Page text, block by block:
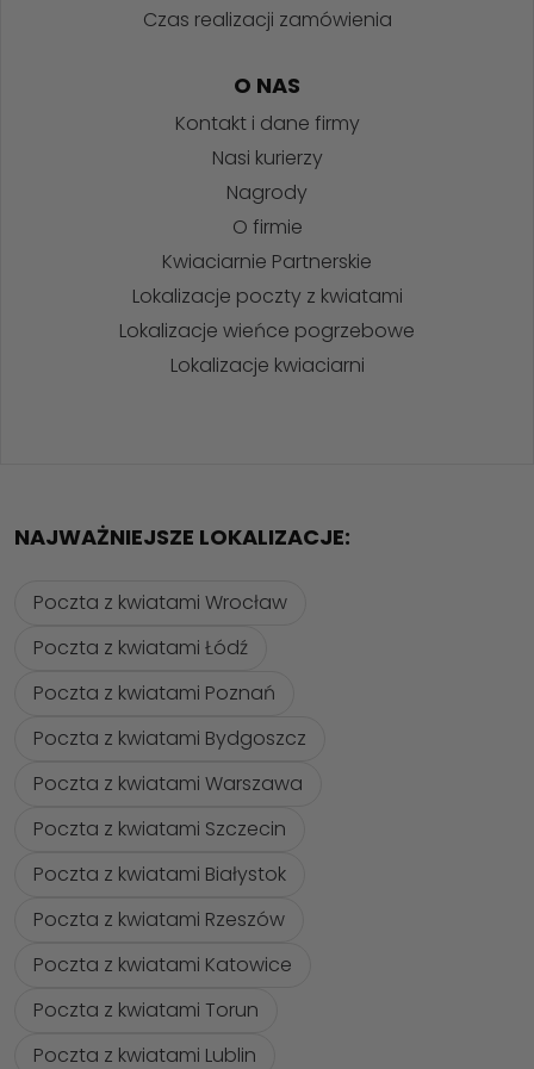
Czas realizacji zamówienia
O NAS
Kontakt i dane firmy
Nasi kurierzy
Nagrody
O firmie
Kwiaciarnie Partnerskie
Lokalizacje poczty z kwiatami
Lokalizacje wieńce pogrzebowe
Lokalizacje kwiaciarni
NAJWAŻNIEJSZE LOKALIZACJE:
Poczta z kwiatami Wrocław
Poczta z kwiatami Łódź
Poczta z kwiatami Poznań
Poczta z kwiatami Bydgoszcz
Poczta z kwiatami Warszawa
Poczta z kwiatami Szczecin
Poczta z kwiatami Białystok
Poczta z kwiatami Rzeszów
Poczta z kwiatami Katowice
Poczta z kwiatami Torun
Poczta z kwiatami Lublin